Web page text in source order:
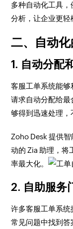
多种自动化工具
分析，让企业更轻
二、自动
1. 自动分配
客服工单系统能
请求自动分配给
够得到迅速处理，
Zoho Desk 提供
动的 Zia 助理，将
率最大化。
2. 自助服务
许多客服工单系
常见问题中找到答